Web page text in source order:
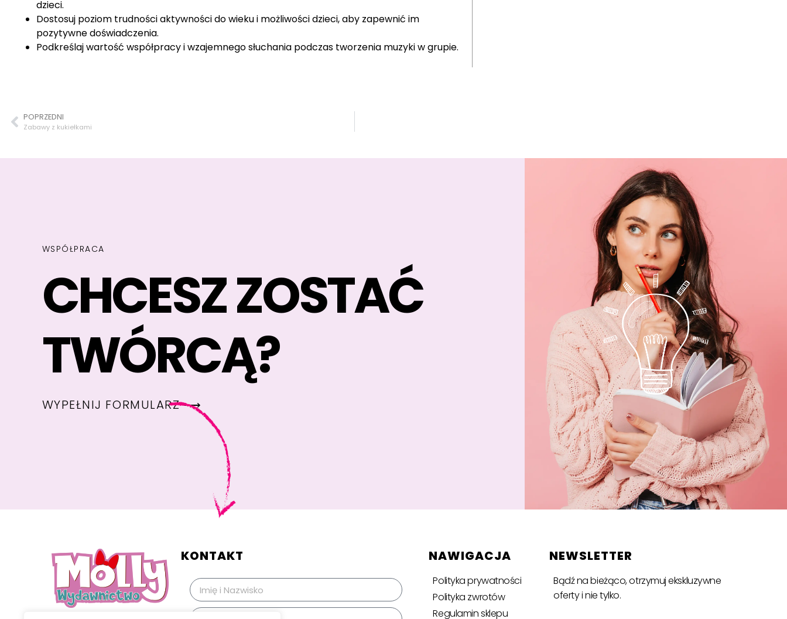
dzieci.
Dostosuj poziom trudności aktywności do wieku i możliwości dzieci, aby zapewnić im
pozytywne doświadczenia.
Podkreślaj wartość współpracy i wzajemnego słuchania podczas tworzenia muzyki w grupie.
POPRZEDNI
Zabawy z kukiełkami
WSPÓŁPRACA
CHCESZ ZOSTAĆ
TWÓRCĄ?
WYPEŁNIJ FORMULARZ ⟶
KONTAKT NAWIGACJA
Polityka prywatności
Polityka zwrotów
Regulamin sklepu
NEWSLETTER
Bądź na bieżąco, otrzymuj ekskluzywne
oferty i nie tylko.